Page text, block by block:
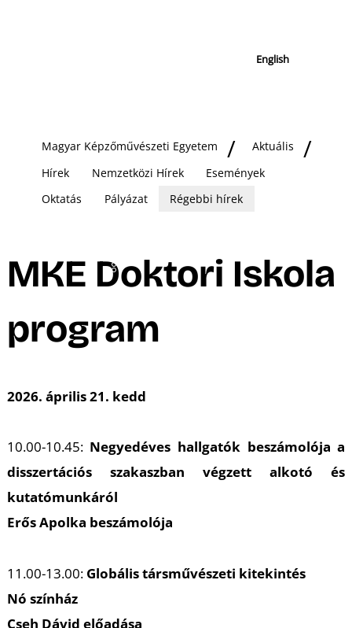
English
Magyar Képzőművészeti Egyetem
Aktuális
Hírek
Nemzetközi Hírek
Események
Oktatás
Pályázat Régebbi hírek
MKE Doktori Iskola
program
2026. április 21. kedd
10.00-10.45: Negyedéves hallgatók beszámolója a
disszertációs szakaszban végzett alkotó és
kutatómunkáról
Erős Apolka beszámolója
11.00-13.00:Globális társművészeti kitekintés
Nó színház
Cseh Dávid előadása